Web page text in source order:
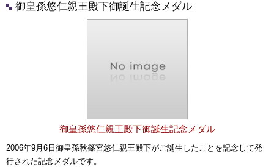
御皇孫悠仁親王殿下御誕生記念メダル
御皇孫悠仁親王殿下御誕生記念メダル
2006年9月6日御皇孫秋篠宮悠仁親王殿下がご誕生したことを記念して発
行された記念メダルです。